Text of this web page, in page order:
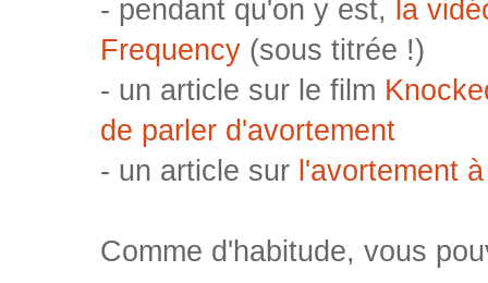
- pendant qu'on y est, la
Frequency (sous titrée !)
- un article sur le film
de parler d'avortement
- un article sur l'avortement
Comme d'habitude, vous